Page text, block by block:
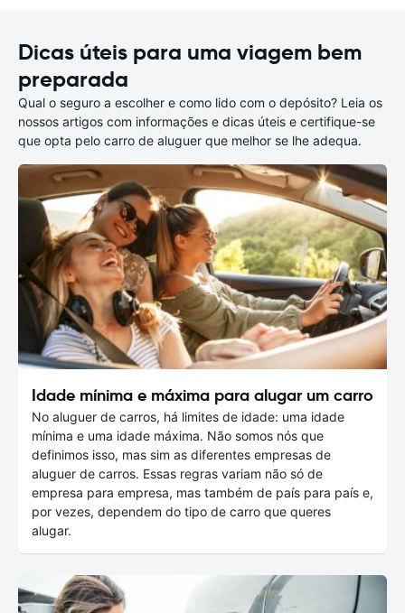
Dicas úteis para uma viagem bem
preparada
Qual o seguro a escolher e como lido com o depósito? Leia os
nossos artigos com informações e dicas úteis e certifique-se
que opta pelo carro de aluguer que melhor se lhe adequa.
Idade mínima e máxima para alugar um carro
No aluguer de carros, há limites de idade: uma idade
mínima e uma idade máxima. Não somos nós que
definimos isso, mas sim as diferentes empresas de
aluguer de carros. Essas regras variam não só de
empresa para empresa, mas também de país para país e,
por vezes, dependem do tipo de carro que queres
alugar.